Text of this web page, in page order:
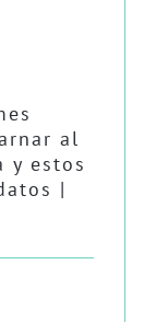
al
y estos
|